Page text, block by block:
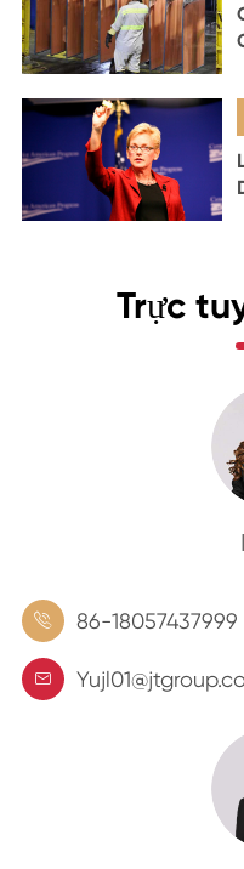
Trực
 86-18057437999
